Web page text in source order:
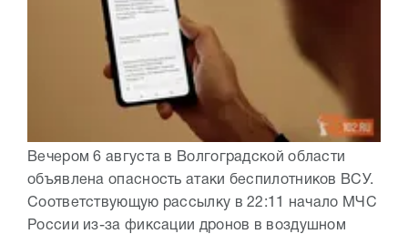
Вечером 6 августа в Волгоградской области
объявлена опасность атаки беспилотников ВСУ.
Соответствующую рассылку в 22:11 начало МЧС
России из-за фиксации дронов в воздушном